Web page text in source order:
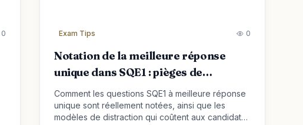
0 Exam Tips 0
Notation de la meilleure réponse
unique dans SQE1 : pièges de
distraction FLK1 et FLK2
Comment les questions SQE1 à meilleure réponse
unique sont réellement notées, ainsi que les
modèles de distraction qui coûtent aux candidats